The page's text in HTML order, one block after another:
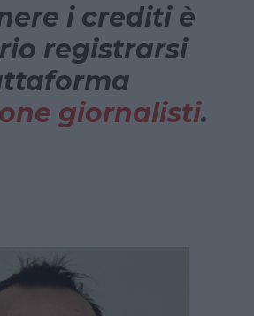
i crediti è
registrarsi
giornalisti.